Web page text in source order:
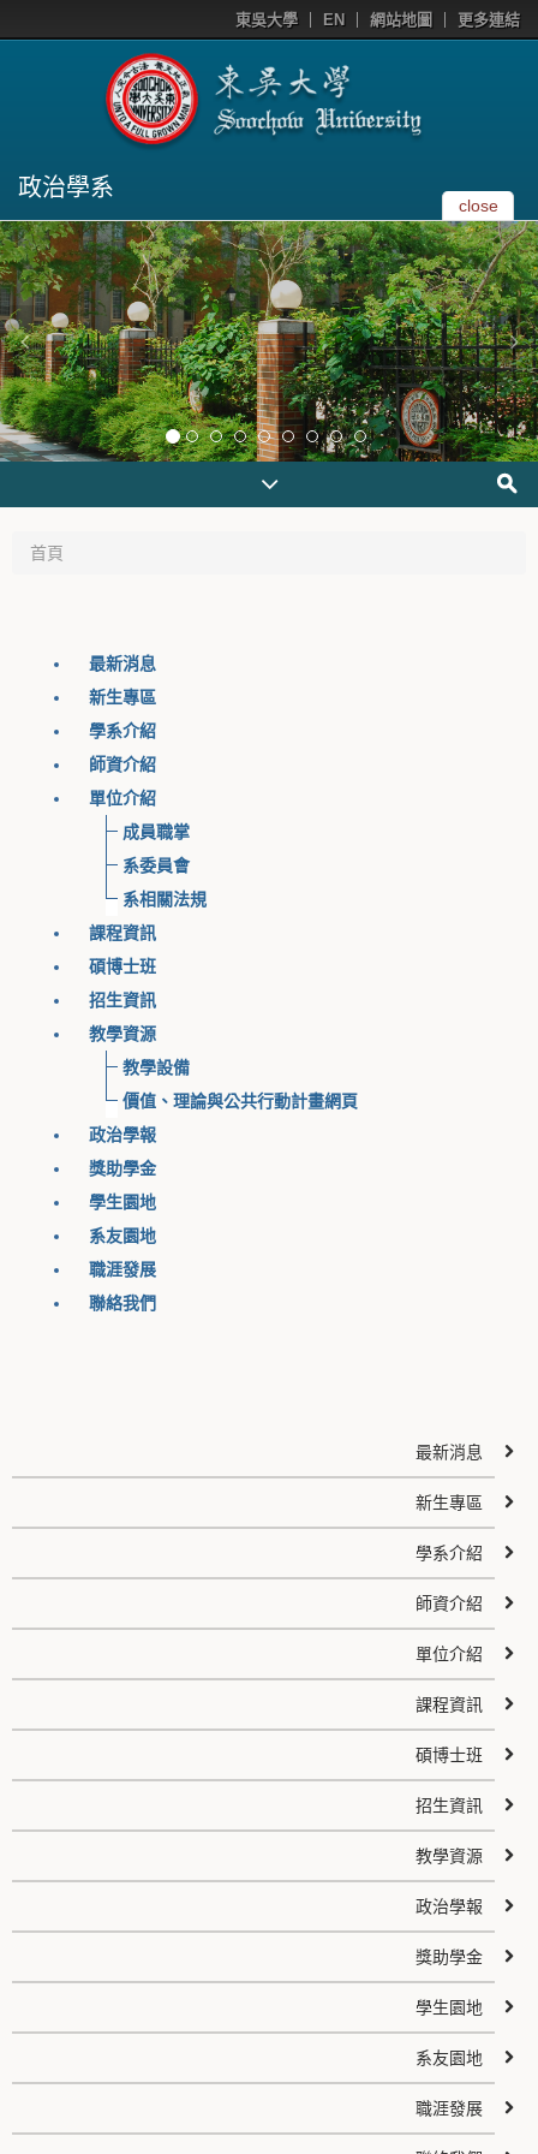
東吳大學 EN 網站地圖 更多連結
政治學系
close
首頁
最新消息
新生專區
學系介紹
師資介紹
單位介紹
成員職掌
系委員會
系相關法規
課程資訊
碩博士班
招生資訊
教學資源
教學設備
價值、理論與公共行動計畫網頁
政治學報
獎助學金
學生園地
系友園地
職涯發展
聯絡我們
最新消息
新生專區
學系介紹
師資介紹
單位介紹
課程資訊
碩博士班
招生資訊
教學資源
政治學報
獎助學金
學生園地
系友園地
職涯發展